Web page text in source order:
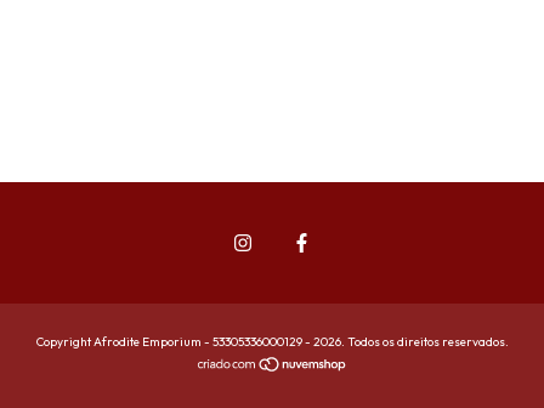
Copyright Afrodite Emporium - 53305336000129 - 2026. Todos os direitos reservados.